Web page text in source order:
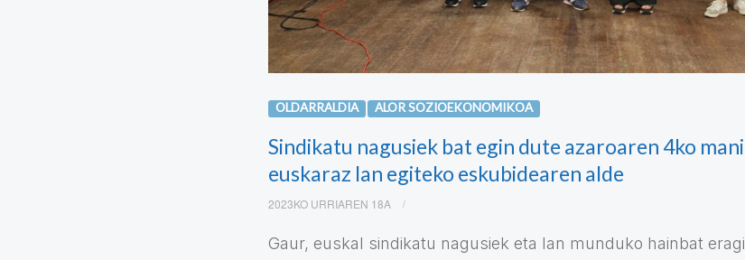
OLDARRALDIA ALOR SOZIOEKONOMIKOA
Sindikatu nagusiek bat egin dute azaroaren 4ko
euskaraz lan egiteko eskubidearen alde
2023KO URRIAREN 18A
Gaur, euskal sindikatu nagusiek eta lan munduko hainbat